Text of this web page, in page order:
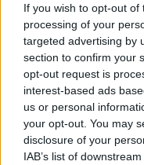
If you wish to opt-out
processing of your
targeted advertising by
section to confirm your
opt-out request is
interest-based ads
us or personal
your opt-out. You may
disclosure of your
IAB’s list of
SENS
SOS (Șoșoacă)
POT (Gavrilă)
PACE (Peia)
Acțiunea
PDF (Lazarus)
PUSL (D.